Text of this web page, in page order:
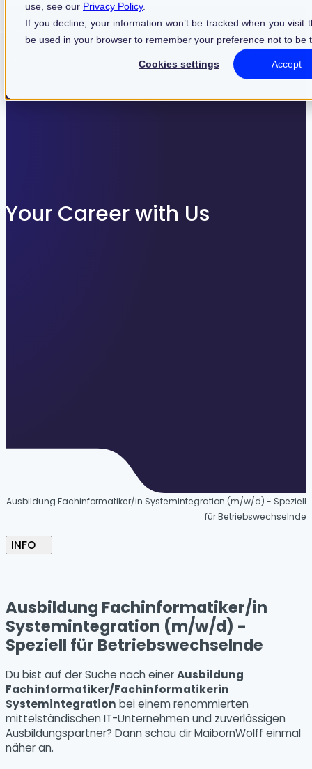
use, see our Privacy Policy.
If you decline, your information won’t be tracked when you visit
be used in your browser to remember your preference not to be
Cookies settings Accept
Your Career with Us
Ausbildung Fachinformatiker/in Systemintegration (m/w/d) - Speziell
für Betriebswechselnde
INFO
Ausbildung Fachinformatiker/in
Systemintegration (m/w/d) -
Speziell für Betriebswechselnde
Du bist auf der Suche nach einerAusbildung
Fachinformatiker/Fachinformatikerin
Systemintegration bei einem renommierten
mittelständischen IT-Unternehmen und zuverlässigen
Ausbildungspartner? Dann schau dir MaibornWolff einmal
näher an.
Find what suits you best